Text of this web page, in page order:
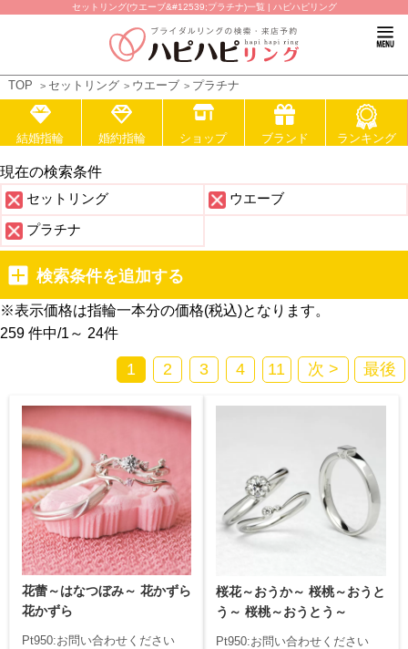
セットリング(ウエーブ&#12539;プラチナ)一覧 | ハピハピリング
TOP セットリング ウエーブ プラチナ
結婚指輪 婚約指輪 ショップ ブランド ランキング
現在の検索条件
セットリング ウエーブ
プラチナ
検索条件を追加する
※表示価格は指輪一本分の価格(税込)となります。
259 件中/1～ 24件
1 2 3 4 11 次 > 最後
花蕾～はなつぼみ～ 花かずら
花かずら
Pt950:お問い合わせください
桜花～おうか～ 桜桃～おうと
う～ 桜桃～おうとう～
Pt950:お問い合わせください